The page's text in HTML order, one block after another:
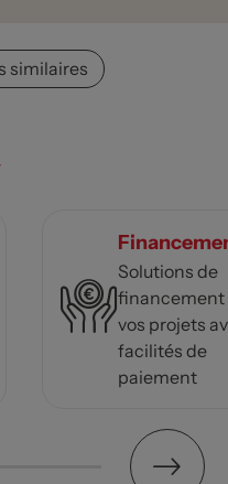
similaires
Solutions de
financement
vos projets
facilités de
paiement